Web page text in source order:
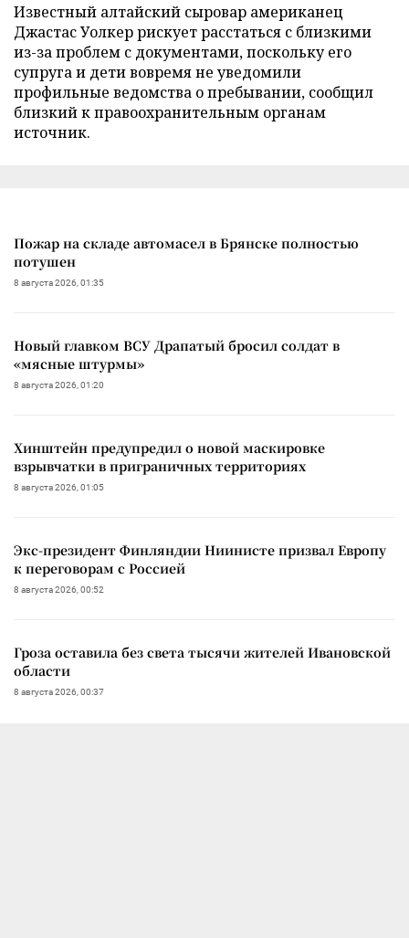
Известный алтайский сыровар американец
Джастас Уолкер рискует расстаться с близкими
из-за проблем с документами, поскольку его
супруга и дети вовремя не уведомили
профильные ведомства о пребывании, сообщил
близкий к правоохранительным органам
источник.
Пожар на складе автомасел в Брянске полностью
потушен
8 августа 2026, 01:35
Новый главком ВСУ Драпатый бросил солдат в
«мясные штурмы»
8 августа 2026, 01:20
Хинштейн предупредил о новой маскировке
взрывчатки в приграничных территориях
8 августа 2026, 01:05
Экс-президент Финляндии Ниинисте призвал Европу
к переговорам с Россией
8 августа 2026, 00:52
Гроза оставила без света тысячи жителей Ивановской
области
8 августа 2026, 00:37